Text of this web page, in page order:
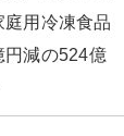
庭用冷凍食品
円減の524億